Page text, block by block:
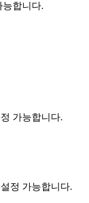
능합니다.
가능합니다.
정 가능합니다.